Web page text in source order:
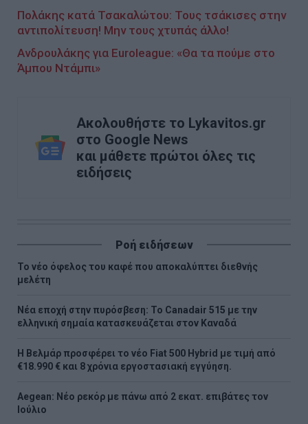
Πολάκης κατά Τσακαλώτου: Τους τσάκισες στην
αντιπολίτευση! Μην τους χτυπάς άλλο!
Ανδρουλάκης για Euroleague: «Θα τα πούμε στο
Άμπου Ντάμπι»
Ακολουθήστε το Lykavitos.gr
στο Google News
και μάθετε πρώτοι όλες τις
ειδήσεις
Ροή ειδήσεων
Το νέο όφελος του καφέ που αποκαλύπτει διεθνής
μελέτη
Νέα εποχή στην πυρόσβεση: Το Canadair 515 με την
ελληνική σημαία κατασκευάζεται στον Καναδά
Η Βελμάρ προσφέρει τo νέο Fiat 500 Hybrid με τιμή από
€18.990 € και 8 χρόνια εργοστασιακή εγγύηση.
Aegean: Νέο ρεκόρ με πάνω από 2 εκατ. επιβάτες τον
Ιούλιο